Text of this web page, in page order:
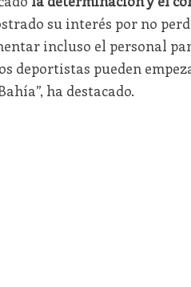
su interés por no
incluso el personal
deportistas pueden
ha destacado.